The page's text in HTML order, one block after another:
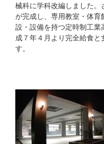
械科に学科改編しました。
が完成し、専用教室・体
設・設備を持つ定時制工
成７年４月より完全給食と
す。